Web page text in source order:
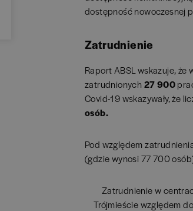
dostępność nowoczesnej
Zatrudnienie
Raport ABSL wskazuje,
zatrudnionych 27 900
Covid-19 wskazywały, że
osób.
Pod względem
(gdzie wynosi 77 700
Zatrudnienie w
Trójmieście względem